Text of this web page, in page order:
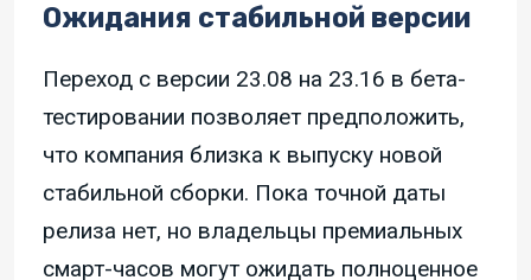
Ожидания стабильной версии
Переход с версии 23.08 на 23.16 в бета-
тестировании позволяет предположить,
что компания близка к выпуску новой
стабильной сборки. Пока точной даты
релиза нет, но владельцы премиальных
смарт-часов могут ожидать полноценное